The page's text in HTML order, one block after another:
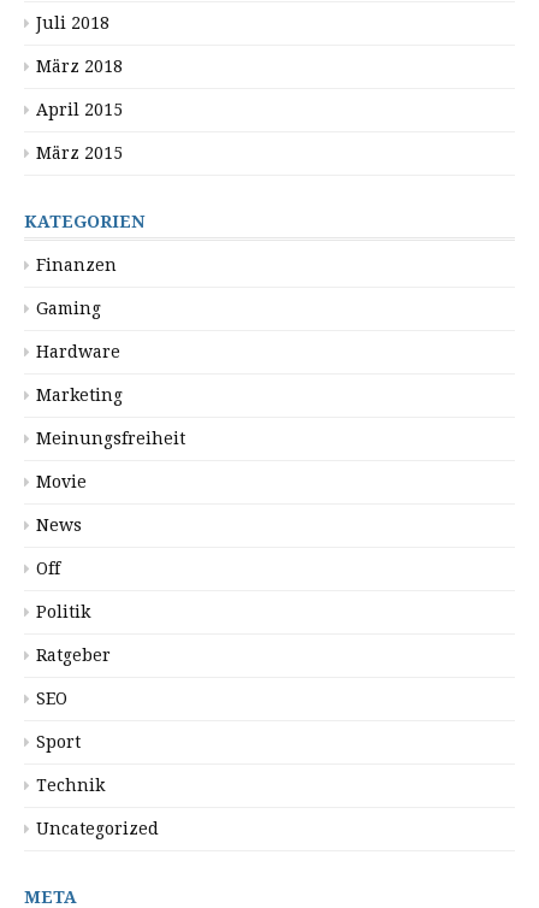
Juli 2018
März 2018
April 2015
März 2015
KATEGORIEN
Finanzen
Gaming
Hardware
Marketing
Meinungsfreiheit
Movie
News
Off
Politik
Ratgeber
SEO
Sport
Technik
Uncategorized
META